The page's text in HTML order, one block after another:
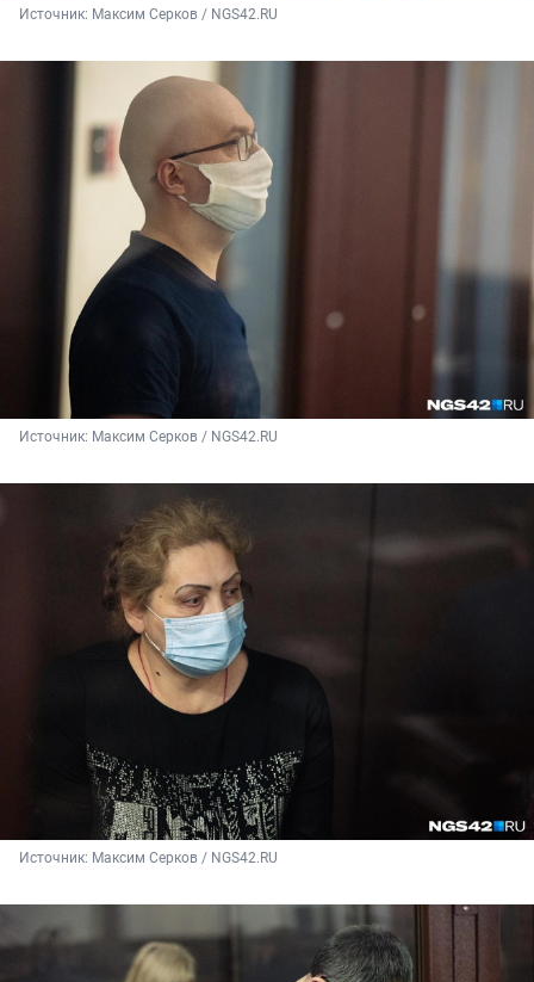
Источник: Максим Серков / NGS42.RU
Источник: Максим Серков / NGS42.RU
Источник: Максим Серков / NGS42.RU